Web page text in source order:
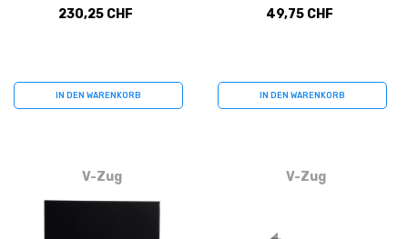
230,25 CHF
IN DEN WARENKORB
49,75 CHF
IN DEN WARENKORB
V-Zug V-Zug